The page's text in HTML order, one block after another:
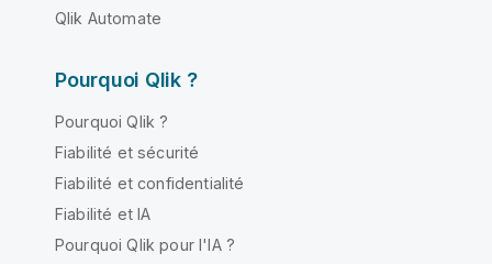
Qlik Automate
Pourquoi Qlik ?
Pourquoi Qlik ?
Fiabilité et sécurité
Fiabilité et confidentialité
Fiabilité et IA
Pourquoi Qlik pour l'IA ?